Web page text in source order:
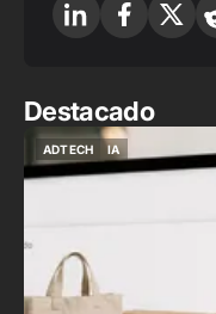
Destacado
ADTECH
ADTECH
IA
IA